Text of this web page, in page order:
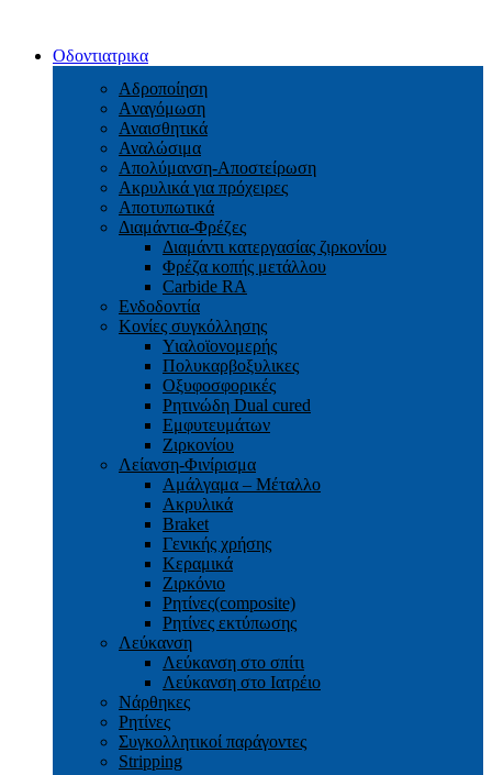
Οδοντιατρικα
Αδροποίηση
Aναγόμωση
Αναισθητικά
Αναλώσιμα
Απολύμανση-Αποστείρωση
Ακρυλικά για πρόχειρες
Αποτυπωτικά
Διαμάντια-Φρέζες
Διαμάντι κατεργασίας ζιρκονίου
Φρέζα κοπής μετάλλου
Carbide RA
Ενδοδοντία
Κονίες συγκόλλησης
Υιαλοϊονομερής
Πολυκαρβοξυλικες
Οξυφοσφορικές
Ρητινώδη Dual cured
Εμφυτευμάτων
Ζιρκονίου
Λείανση-Φινίρισμα
Αμάλγαμα – Μέταλλο
Ακρυλικά
Braket
Γενικής χρήσης
Κεραμικά
Ζιρκόνιο
Ρητίνες(composite)
Ρητίνες εκτύπωσης
Λεύκανση
Λεύκανση στο σπίτι
Λεύκανση στο Ιατρέιο
Νάρθηκες
Ρητίνες
Συγκολλητικοί παράγοντες
Stripping